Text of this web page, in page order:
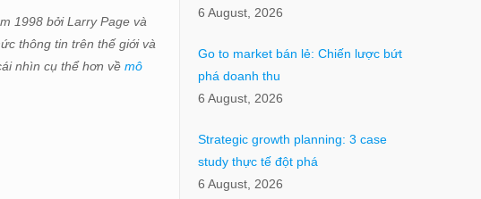
1998 bởi Larry Page và
thông tin trên thế giới và
nhìn cụ thể hơn vềmô
6 August, 2026
Go to market bán lẻ: Chiến lược bứt
phá doanh thu
6 August, 2026
Strategic growth planning: 3 case
study thực tế đột phá
6 August, 2026